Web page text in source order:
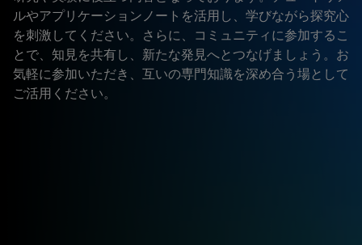
ルやアプリケーションノートを活用し、学びながら探究心
を刺激してください。さらに、コミュニティに参加するこ
とで、知見を共有し、新たな発見へとつなげましょう。お
気軽に参加いただき、互いの専門知識を深め合う場として
ご活用ください。